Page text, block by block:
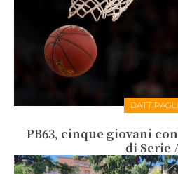
PB63, cinque giovani
di Serie